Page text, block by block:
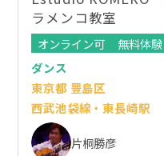
ラメンコ教室
オンライン可
無料体
ダンス
東京都 豊島区
西武池袋線・東長崎駅
片桐勝彦